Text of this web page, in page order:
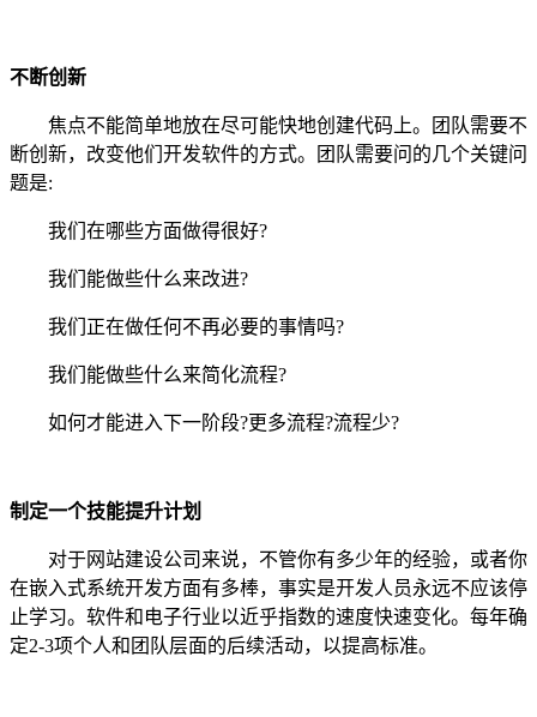
不断创新
焦点不能简单地放在尽可能快地创建代码上。团队需要不
断创新，改变他们开发软件的方式。团队需要问的几个关键问
题是:
我们在哪些方面做得很好?
我们能做些什么来改进?
我们正在做任何不再必要的事情吗?
我们能做些什么来简化流程?
如何才能进入下一阶段?更多流程?流程少?
制定一个技能提升计划
对于网站建设公司来说，不管你有多少年的经验，或者你
在嵌入式系统开发方面有多棒，事实是开发人员永远不应该停
止学习。软件和电子行业以近乎指数的速度快速变化。每年确
定2-3项个人和团队层面的后续活动，以提高标准。